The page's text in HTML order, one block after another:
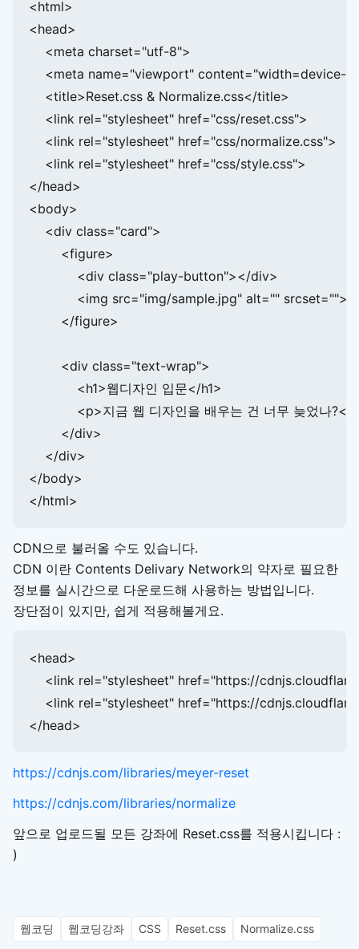
<html>
<head>
    <meta charset="utf-8">
<meta name="viewport" content="width=device-
    <title>Reset.css & Normalize.css</title>
    <link rel="stylesheet" href="css/reset.css">
    <link rel="stylesheet" href="css/normalize.css">
    <link rel="stylesheet" href="css/style.css">
</head>
<body>
    <div class="card">
        <figure>
            <div class="play-button"></div>
            <img src="img/sample.jpg" alt="" srcset="">
        </figure>
        <div class="text-wrap">
            <h1>웹디자인 입문</h1>
<p>지금 웹 디자인을 배우는 건 너무 늦었나
        </div>
    </div>
</body>
</html>
CDN으로 불러올 수도 있습니다.
CDN 이란 Contents Delivary Network의 약자로 필요한
정보를 실시간으로 다운로드해 사용하는 방법입니다.
장단점이 있지만, 쉽게 적용해볼게요.
<head>
<link rel="stylesheet" href="https://
<link rel="stylesheet" href="https://
</head>
https://cdnjs.com/libraries/meyer-reset
https://cdnjs.com/libraries/normalize
앞으로 업로드될 모든 강좌에 Reset.css를 적용시킵니다 :
)
웹코딩 웹코딩강좌 CSS Reset.css Normalize.css